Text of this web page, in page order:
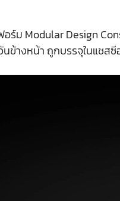
ร์ม Modular Design
นข้างหน้า ถูกบรรจุในแช